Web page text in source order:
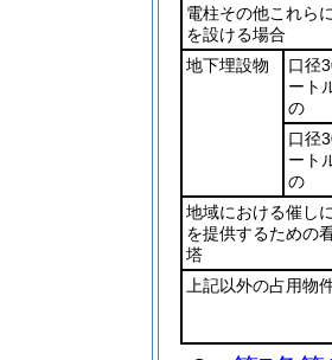
電柱その他これら
を設ける場合
地下埋設物
口径
ート
の
口径
ート
の
地域における催し
を提供するための
塔
上記以外の占用物